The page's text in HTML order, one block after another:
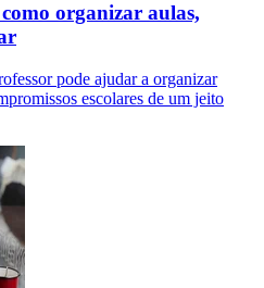
organizar aulas,
pode ajudar a organizar
escolares de um jeito